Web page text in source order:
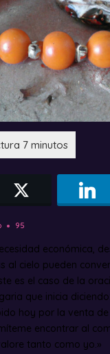
95
económica,
al cielo pueden
es el caso de la
que inicia
hoy por la venta de
encontrar al
tanto como yo.»